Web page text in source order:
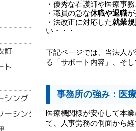
・優秀な看護師や医療事
・職員の急な休職や退職
・法改正に対応した就業規
い・・・
下記ページでは、当法人
る「サポート内容」、そ
事務所の強み：医
医療機関様が安心して本
て、人事労務の側面から